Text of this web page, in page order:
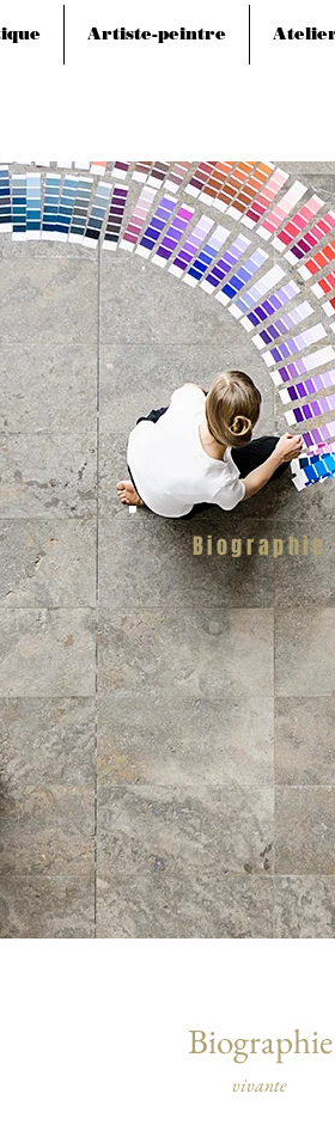
Biographie
Biographie
vivante
Artiste-peintre